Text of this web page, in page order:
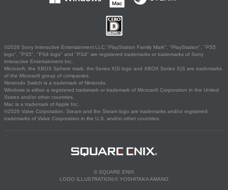
©2026 Sony Interactive Entertainment LLC."PlayStation Family Mark", "PlayStation", "PS5
logo", "PS5", "PS4 logo" and "PS4" are registered trademarks or trademarks of Sony
Interactive Entertainment Inc.
Microsoft, the XBOX Sphere mark, the Series X|S logo and XBOX Series X|S are trademarks
of the Microsoft group of companies.
Nintendo Switch is a trademark of Nintendo.
Windows is either a registered trademark or trademark of Microsoft Corporation in the United
States and/or other countries.
Mac is a trademark of Apple Inc.
©2026 Valve Corporation. Steam and the Steam logo are trademarks and/or registered
trademarks of Valve Corporation in the U.S. and/or other countries.
© SQUARE ENIX
LOGO ILLUSTRATION:© YOSHITAKA AMANO